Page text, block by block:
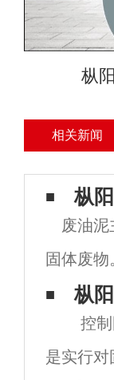
枞
相关新闻
枞
废油
固体废
金属等
成分。
占总量
枞
控制
是实行